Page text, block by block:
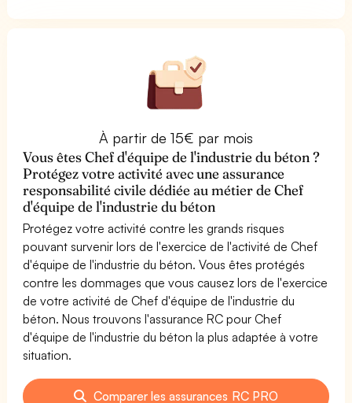
À partir de 15€ par mois
Vous êtes Chef d'équipe de l'industrie du béton ?
Protégez votre activité avec une assurance
responsabilité civile dédiée au métier de Chef
d'équipe de l'industrie du béton
Protégez votre activité contre les grands risques
pouvant survenir lors de l'exercice de l'activité de Chef
d'équipe de l'industrie du béton. Vous êtes protégés
contre les dommages que vous causez lors de l'exercice
de votre activité de Chef d'équipe de l'industrie du
béton. Nous trouvons l'assurance RC pour Chef
d'équipe de l'industrie du béton la plus adaptée à votre
situation.
Comparer les assurances RC PRO